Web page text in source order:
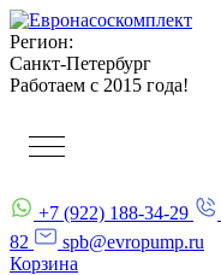
Регион:
Санкт-Петербург
Работаем с 2015 года!
+7 (922) 188-34-29
82
spb@evropump.ru
Корзина